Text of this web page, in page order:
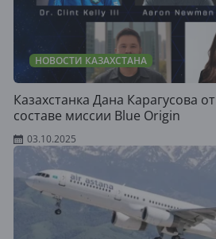
НОВОСТИ КАЗАХСТАНА
Казахстанка Дана Карагусова
составе миссии Blue Origin
03.10.2025